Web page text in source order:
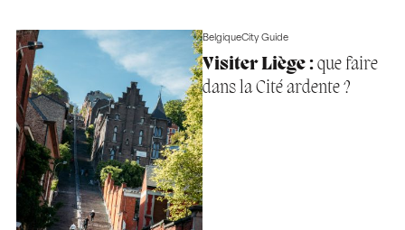
BelgiqueCity Guide
Visiter Liège :que faire
dans la Cité ardente ?